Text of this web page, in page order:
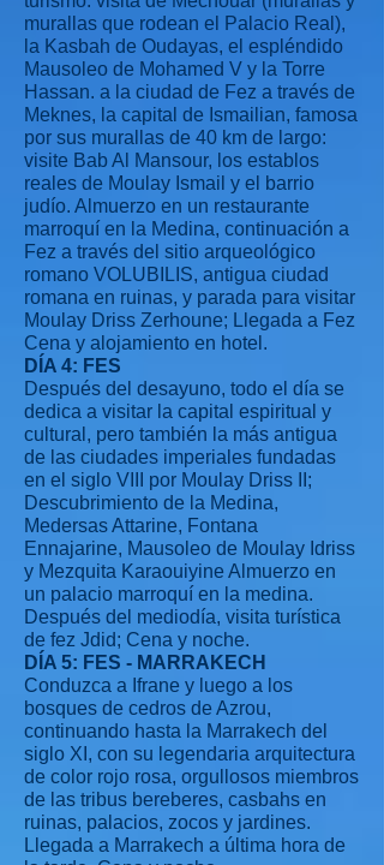
murallas que rodean el Palacio Real),
la Kasbah de Oudayas, el espléndido
Mausoleo de Mohamed V y la Torre
Hassan. a la ciudad de Fez a través de
Meknes, la capital de Ismailian, famosa
por sus murallas de 40 km de largo:
visite Bab Al Mansour, los establos
reales de Moulay Ismail y el barrio
judío. Almuerzo en un restaurante
marroquí en la Medina, continuación a
Fez a través del sitio arqueológico
romano VOLUBILIS, antigua ciudad
romana en ruinas, y parada para visitar
Moulay Driss Zerhoune; Llegada a Fez
Cena y alojamiento en hotel.
DÍA 4: FES
Después del desayuno, todo el día se
dedica a visitar la capital espiritual y
cultural, pero también la más antigua
de las ciudades imperiales fundadas
en el siglo VIII por Moulay Driss II;
Descubrimiento de la Medina,
Medersas Attarine, Fontana
Ennajarine, Mausoleo de Moulay Idriss
y Mezquita Karaouiyine Almuerzo en
un palacio marroquí en la medina.
Después del mediodía, visita turística
de fez Jdid; Cena y noche.
DÍA 5: FES - MARRAKECH
Conduzca a Ifrane y luego a los
bosques de cedros de Azrou,
continuando hasta la Marrakech del
siglo XI, con su legendaria arquitectura
de color rojo rosa, orgullosos miembros
de las tribus bereberes, casbahs en
ruinas, palacios, zocos y jardines.
Llegada a Marrakech a última hora de